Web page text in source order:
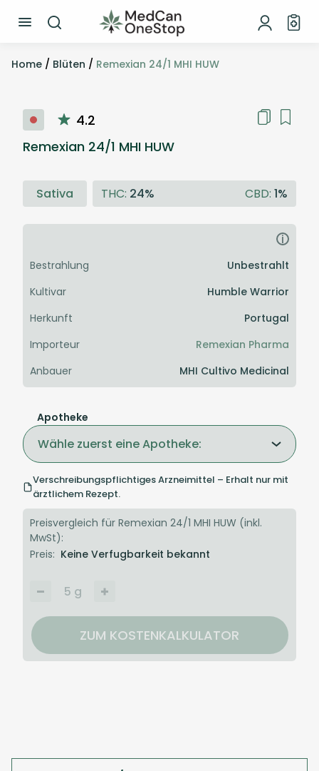
Home / Blüten / Remexian 24/1 MHI HUW
4.2
Remexian 24/1 MHI HUW
Sativa THC: 24% CBD: 1%
i
Bestrahlung
Unbestrahlt
Kultivar
Humble Warrior
Herkunft
Portugal
Importeur
Remexian Pharma
Anbauer
MHI Cultivo Medicinal
Apotheke
Wähle zuerst eine Apotheke:
Verschreibungspflichtiges Arzneimittel – Erhalt nur mit
ärztlichem Rezept.
Preisvergleich für Remexian 24/1 MHI HUW (inkl.
MwSt):
Preis: Keine Verfugbarkeit bekannt
5 g
ZUM KOSTENKALKULATOR